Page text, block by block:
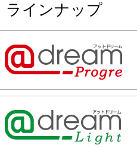
ラインナップ